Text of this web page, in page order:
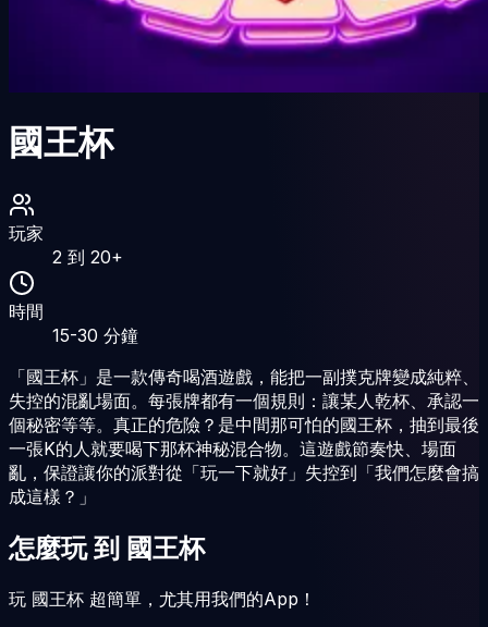
國王杯
玩家
2 到 20+
時間
15-30 分鐘
「國王杯」是一款傳奇喝酒遊戲，能把一副撲克牌變成純粹、
失控的混亂場面。每張牌都有一個規則：讓某人乾杯、承認一
個秘密等等。真正的危險？是中間那可怕的國王杯，抽到最後
一張K的人就要喝下那杯神秘混合物。這遊戲節奏快、場面
亂，保證讓你的派對從「玩一下就好」失控到「我們怎麼會搞
成這樣？」
怎麼玩 到 國王杯
玩 國王杯 超簡單，尤其用我們的App！